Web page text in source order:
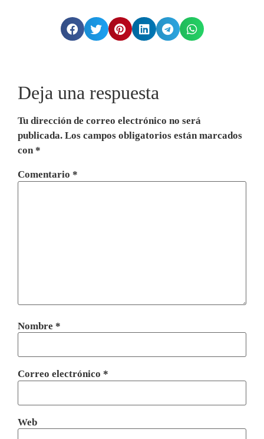
Deja una respuesta
Tu dirección de correo electrónico no será
publicada. Los campos obligatorios están marcados
con*
Comentario *
Nombre *
Correo electrónico *
Web